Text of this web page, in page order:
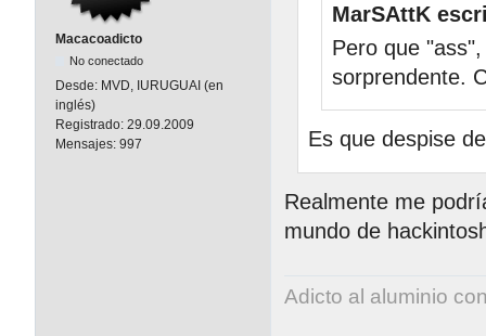
Macacoadicto
No conectado
Desde: MVD, IURUGUAI (en
inglés)
Registrado: 29.09.2009
Mensajes: 997
MarSAttK
Pero que
sorprendente.
Es que despise
Realmente me
mundo de
Adicto al aluminio